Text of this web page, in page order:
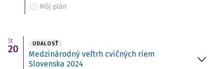
Môj plán
St
20 UDALOSŤ
Medzinárodný veľtrh cvičných riem
Slovenska 2024